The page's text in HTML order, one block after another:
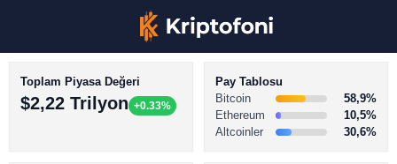
Toplam Piyasa Değeri
$2,22 Trilyon +0.33%
Pay Tablosu
Bitcoin
58,9%
Ethereum
10,5%
Altcoinler
30,6%